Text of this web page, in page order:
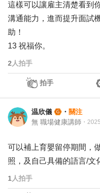
這樣可以讓雇主清楚看到
溝通能力，進而提升面試
助！
13 祝福你。
2 人拍手
拍手
温欣儀 ・ 關注
無 職場健康講師 ・
可以補上育嬰留停期間，
照，及自己具備的語言/文
1 人拍手